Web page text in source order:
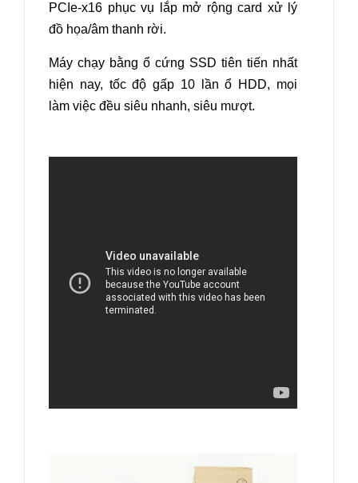
PCIe-x16 phục vụ lắp mở rộng card xử lý
đồ họa/âm thanh rời.
Máy chạy bằng ổ cứng SSD tiên tiến nhất
hiện nay, tốc độ gấp 10 lần ổ HDD, mọi
làm việc đều siêu nhanh, siêu mượt.